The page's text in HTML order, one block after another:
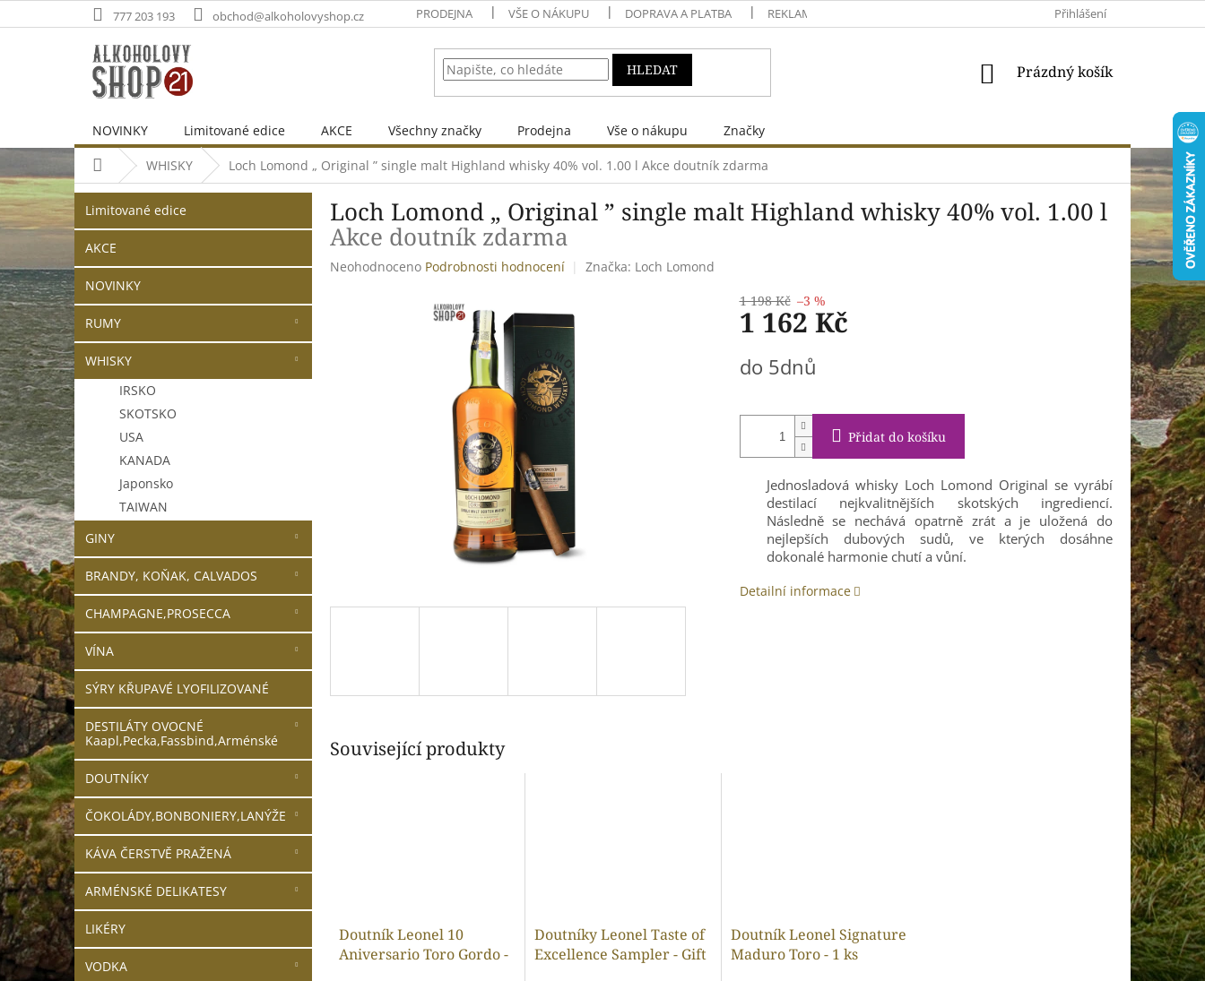
na
777 203 193 obchod@alkoholovyshop.cz PRODEJNA VŠE O NÁKUPU DOPRAVA A PLATBA REKLAMACE A VRÁCENÍ VŠEOBECNÉ OBCHODNÍ
Přihlášení
HLEDAT
NÁKUPNÍ
Prázdný košík
NOVINKY Limitované edice AKCE Všechny značky Prodejna Vše o nákupu Značky
Domů WHISKY Loch Lomond „ Original ” single malt Highland whisky 40% vol. 1.00 l Akce doutník zdarma
P
o
s
r
a
n
n
í
p
a
n
e
l
kategorie
Limitované edice
AKCE
NOVINKY
RUMY
WHISKY
IRSKO
SKOTSKO
USA
KANADA
Japonsko
TAIWAN
GINY
BRANDY, KOŇAK, CALVADOS
CHAMPAGNE,PROSECCA
VÍNA
SÝRY KŘUPAVÉ LYOFILIZOVANÉ
DESTILÁTY OVOCNÉ
Kaapl,Pecka,Fassbind,Arménské
DOUTNÍKY
ČOKOLÁDY,BONBONIERY,LANÝŽE
KÁVA ČERSTVĚ PRAŽENÁ
ARMÉNSKÉ DELIKATESY
LIKÉRY
VODKA
Loch Lomond „ Original ” single malt Highland whisky 40% vol. 1.00 l
Akce doutník zdarma
Průměrné
Neohodnoceno Podrobnosti hodnocení Značka: Loch Lomond
1 198 Kč –3 %
1 162 Kč
cena:
do 5dnů
Přidat do košíku
Jednosladová whisky Loch Lomond Original se vyrábí
destilací nejkvalitnějších skotských ingrediencí.
Následně se nechává opatrně zrát a je uložená do
nejlepších dubových sudů, ve kterých dosáhne
dokonalé harmonie chutí a vůní.
Detailní informace
Související produkty
Doutník Leonel 10
Aniversario Toro Gordo -
Doutníky Leonel Taste of
Excellence Sampler - Gift
Doutník Leonel Signature
Maduro Toro - 1 ks